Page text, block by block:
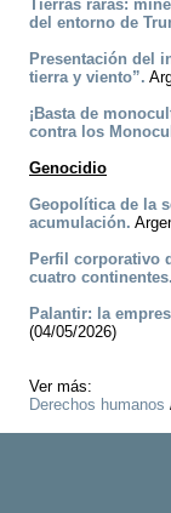
Tierras raras:
del entorno de
Presentación del
tierra y viento”.
¡Basta de
contra los
Genocidio
Geopolítica de la
acumulación.
Perfil corporativo
cuatro continentes.
Palantir: la
(04/05/2026)
Ver más:
Derechos humanos